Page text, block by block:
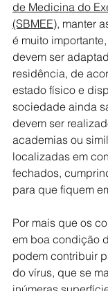
de Medicina do
(SBMEE), manter
é muito
devem ser
residência, de
estado físico e
sociedade ainda
devem ser
academias ou
localizadas em
fechados,
para que fiquem
Por mais que os
em boa condição
podem contribuir
do vírus, que se